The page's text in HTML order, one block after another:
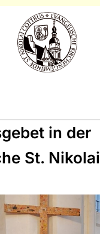
in der
St. Nikolai